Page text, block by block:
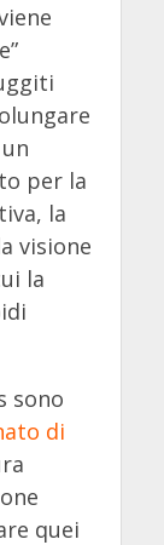
per la
la
visione
la
sono
di
quei